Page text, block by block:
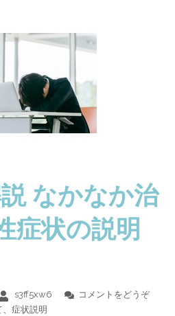
なかなか治
症状の説明
s3ff5xw6
コメントをどうぞ
、 症状説明